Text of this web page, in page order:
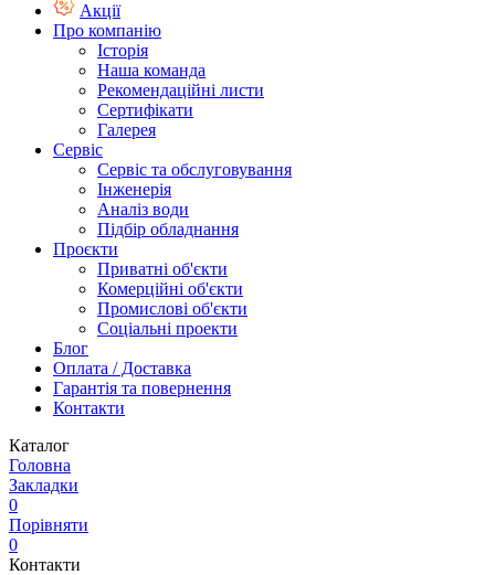
Акції
Про компанію
Історія
Наша команда
Рекомендаційні листи
Сертифікати
Галерея
Сервіс
Сервіс та обслуговування
Інженерія
Аналіз води
Підбір обладнання
Проєкти
Приватні об'єкти
Комерційні об'єкти
Промислові об'єкти
Соціальні проекти
Блог
Оплата / Доставка
Гарантія та повернення
Контакти
Каталог
Головна
Закладки
0
Порівняти
0
Контакти